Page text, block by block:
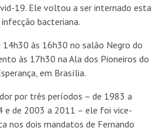
19. Ele voltou a ser internado esta
bacteriana.
às 16h30 no salão Negro do
às 17h30 na Ala dos Pioneiros do
em Brasília.
por três períodos – de 1983 a
e de 2003 a 2011 – ele foi vice-
nos dois mandatos de Fernando